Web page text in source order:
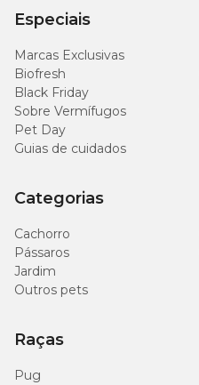
Especiais
Marcas Exclusivas
Biofresh
Black Friday
Sobre Vermífugos
Pet Day
Guias de cuidados
Categorias
Cachorro
Pássaros
Jardim
Outros pets
Raças
Pug